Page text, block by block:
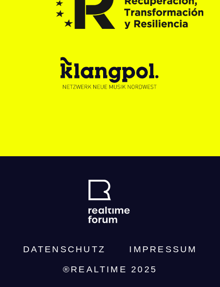
DATENSCHUTZ­ IMPRESSUM
®REALTIME 2025